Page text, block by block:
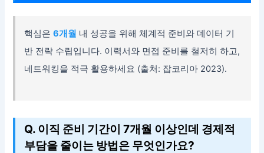
핵심은6개월 내 성공을 위해 체계적 준비와 데이터 기
반 전략 수립입니다. 이력서와 면접 준비를 철저히 하고,
네트워킹을 적극 활용하세요 (출처: 잡코리아 2023).
Q. 이직 준비 기간이 7개월 이상인데 경제적
부담을 줄이는 방법은 무엇인가요?